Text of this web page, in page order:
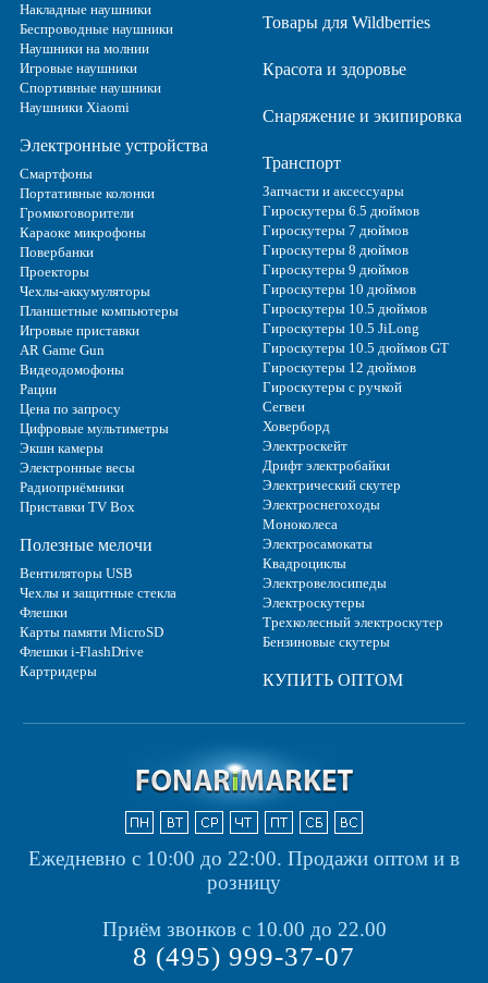
Накладные наушники
Беспроводные наушники
Наушники на молнии
Игровые наушники
Спортивные наушники
Наушники Xiaomi
Электронные устройства
Смартфоны
Портативные колонки
Громкоговорители
Караоке микрофоны
Повербанки
Проекторы
Чехлы-аккумуляторы
Планшетные компьютеры
Игровые приставки
AR Game Gun
Видеодомофоны
Рации
Цена по запросу
Цифровые мультиметры
Экшн камеры
Электронные весы
Радиоприёмники
Приставки TV Box
Полезные мелочи
Вентиляторы USB
Чехлы и защитные стекла
Флешки
Карты памяти MicroSD
Флешки i-FlashDrive
Картридеры
Товары для Wildberries
Красота и здоровье
Снаряжение и экипировка
Транспорт
Запчасти и аксессуары
Гироскутеры 6.5 дюймов
Гироскутеры 7 дюймов
Гироскутеры 8 дюймов
Гироскутеры 9 дюймов
Гироскутеры 10 дюймов
Гироскутеры 10.5 дюймов
Гироскутеры 10.5 JiLong
Гироскутеры 10.5 дюймов GT
Гироскутеры 12 дюймов
Гироскутеры с ручкой
Сегвеи
Ховерборд
Электроскейт
Дрифт электробайки
Электрический скутер
Электроснегоходы
Моноколеса
Электросамокаты
Квадроциклы
Электровелосипеды
Электроскутеры
Трехколесный электроскутер
Бензиновые скутеры
КУПИТЬ ОПТОМ
Ежедневно с 10:00 до 22:00. Продажи оптом и в
розницу
Приём звонков с 10.00 до 22.00
8 (495) 999-37-07